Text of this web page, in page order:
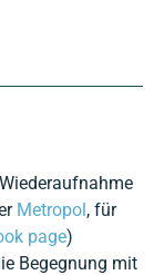
Metropol, für
page)
Begegnung mit